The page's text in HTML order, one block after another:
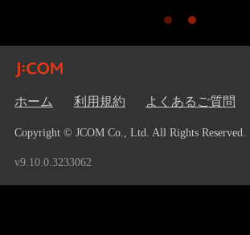
ホーム 利用規約 よくあるご質問
Copyright © JCOM Co., Ltd. All Rights Reserved.
v9.10.0.3233062